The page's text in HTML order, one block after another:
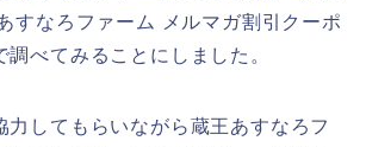
すなろファーム メルマガ割引クーポ
調べてみることにしました。
力してもらいながら蔵王あすなろフ